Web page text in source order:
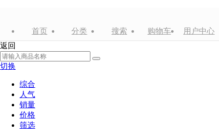
首页 分类 搜索 购物车
用户中心
返回
切换
综合
人气
销量
价格
筛选